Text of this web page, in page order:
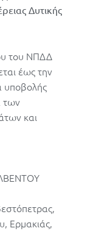
Δυτικής
του ΝΠΔΔ
έως την
υποβολής
των
και
Ερμακιάς,